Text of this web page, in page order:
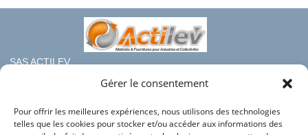
Gérer le consentement
Pour offrir les meilleures expériences, nous utilisons des technologies
telles que les cookies pour stocker et/ou accéder aux informations des
SAS ACTILEV
112 bis rue haute de Crouin
Téléphone : 05.45.36.08.19
Mail : contact@france-rayonnage.fr